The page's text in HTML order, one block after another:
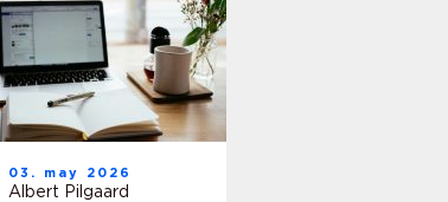
03. may 2026
Albert Pilgaard